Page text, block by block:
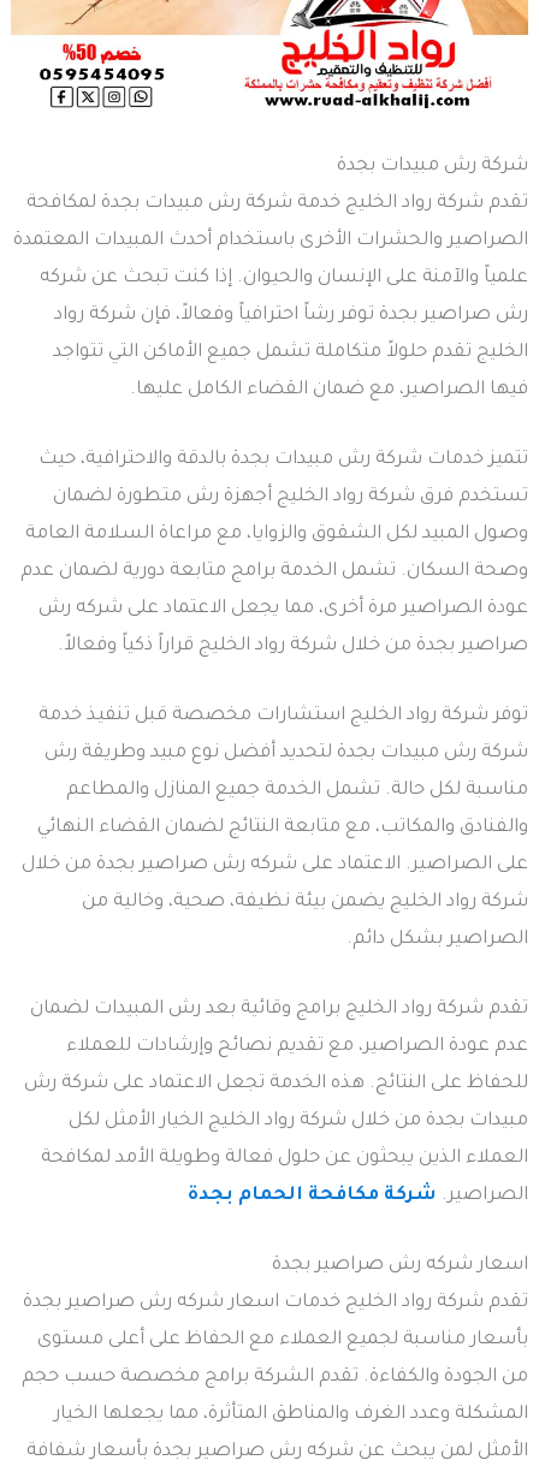
شركة رش مبيدات بجدة
تقدم شركة رواد الخليج خدمة شركة رش مبيدات بجدة لمكافحة
الصراصير والحشرات الأخرى باستخدام أحدث المبيدات المعتمدة
علمياً والآمنة على الإنسان والحيوان. إذا كنت تبحث عن شركه
رش صراصير بجدة توفر رشاً احترافياً وفعالاً، فإن شركة رواد
الخليج تقدم حلولاً متكاملة تشمل جميع الأماكن التي تتواجد
فيها الصراصير، مع ضمان القضاء الكامل عليها.
تتميز خدمات شركة رش مبيدات بجدة بالدقة والاحترافية، حيث
تستخدم فرق شركة رواد الخليج أجهزة رش متطورة لضمان
وصول المبيد لكل الشقوق والزوايا، مع مراعاة السلامة العامة
وصحة السكان. تشمل الخدمة برامج متابعة دورية لضمان عدم
عودة الصراصير مرة أخرى، مما يجعل الاعتماد على شركه رش
صراصير بجدة من خلال شركة رواد الخليج قراراً ذكياً وفعالاً.
توفر شركة رواد الخليج استشارات مخصصة قبل تنفيذ خدمة
شركة رش مبيدات بجدة لتحديد أفضل نوع مبيد وطريقة رش
مناسبة لكل حالة. تشمل الخدمة جميع المنازل والمطاعم
والفنادق والمكاتب، مع متابعة النتائج لضمان القضاء النهائي
على الصراصير. الاعتماد على شركه رش صراصير بجدة من خلال
شركة رواد الخليج يضمن بيئة نظيفة، صحية، وخالية من
الصراصير بشكل دائم.
تقدم شركة رواد الخليج برامج وقائية بعد رش المبيدات لضمان
عدم عودة الصراصير، مع تقديم نصائح وإرشادات للعملاء
للحفاظ على النتائج. هذه الخدمة تجعل الاعتماد على شركة رش
مبيدات بجدة من خلال شركة رواد الخليج الخيار الأمثل لكل
العملاء الذين يبحثون عن حلول فعالة وطويلة الأمد لمكافحة
الصراصير. شركة مكافحة الحمام بجدة
اسعار شركه رش صراصير بجدة
تقدم شركة رواد الخليج خدمات اسعار شركه رش صراصير بجدة
بأسعار مناسبة لجميع العملاء مع الحفاظ على أعلى مستوى
من الجودة والكفاءة. تقدم الشركة برامج مخصصة حسب حجم
المشكلة وعدد الغرف والمناطق المتأثرة، مما يجعلها الخيار
الأمثل لمن يبحث عن شركه رش صراصير بجدة بأسعار شفافة